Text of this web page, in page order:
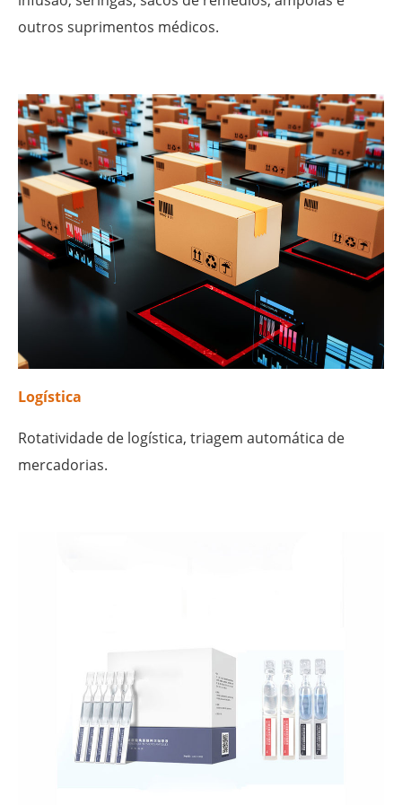
outros suprimentos médicos.
Logística
Rotatividade de logística, triagem automática de
mercadorias.